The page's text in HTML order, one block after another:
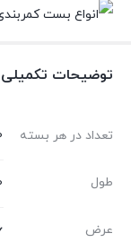
توضیحات تکمیلی
تعداد در هر بسته
طول
عرض